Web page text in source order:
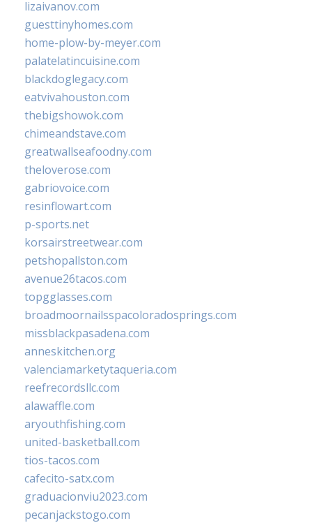
lizaivanov.com
guesttinyhomes.com
home-plow-by-meyer.com
palatelatincuisine.com
blackdoglegacy.com
eatvivahouston.com
thebigshowok.com
chimeandstave.com
greatwallseafoodny.com
theloverose.com
gabriovoice.com
resinflowart.com
p-sports.net
korsairstreetwear.com
petshopallston.com
avenue26tacos.com
topgglasses.com
broadmoornailsspacoloradosprings.com
missblackpasadena.com
anneskitchen.org
valenciamarketytaqueria.com
reefrecordsllc.com
alawaffle.com
aryouthfishing.com
united-basketball.com
tios-tacos.com
cafecito-satx.com
graduacionviu2023.com
pecanjackstogo.com